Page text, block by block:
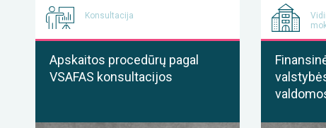
Konsultacija
Apskaitos procedūrų pagal
VSAFAS konsultacijos